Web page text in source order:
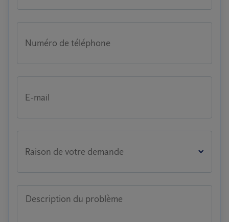
Numéro de téléphone
E-mail
Raison de votre demande
Description du problème